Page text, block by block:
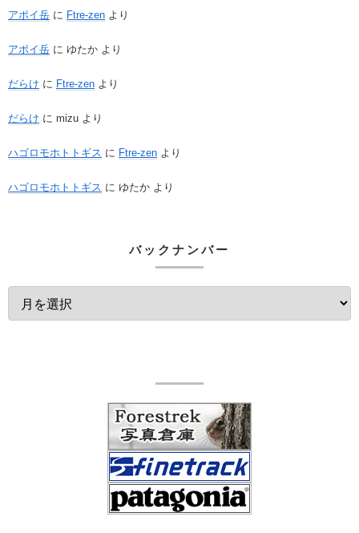
アポイ岳 に Ftre-zen より
アポイ岳 に ゆたか より
だらけ に Ftre-zen より
だらけ に mizu より
ハゴロモホトトギス に Ftre-zen より
ハゴロモホトトギス に ゆたか より
バックナンバー